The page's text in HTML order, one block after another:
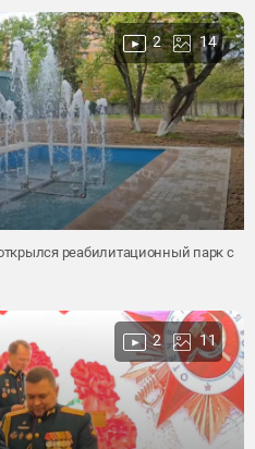
2 14
реабилитационный парк с
2 11